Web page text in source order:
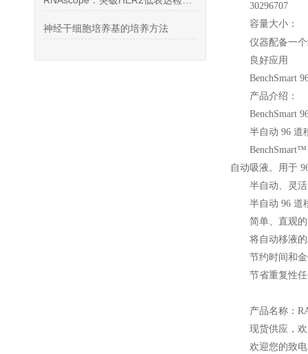
神经干细胞培养基的培养方法
30296707
容量大小：
仪器配备一
良好应用
BenchSmart
产品介绍：
BenchSmart
半自动 96 道
BenchSmart™
自动吸液。用于
半自动、灵
半自动 96 道
简单、直观
将自动移液
节约时间和
节省重复性
产品名称：
现货供应，
欢迎您的